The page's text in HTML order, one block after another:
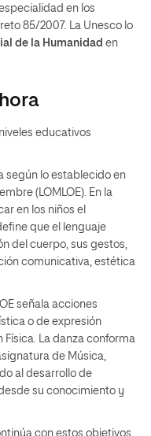
en los
85/2007. La Unesco lo
de la Humanidad en
educativos
según lo establecido en
(LOMLOE). En la
en los niños el
que el lenguaje
del cuerpo, sus gestos,
comunicativa, estética
señala acciones
o de expresión
La danza conforma
de Música,
al desarrollo de
su conocimiento y
con estos objetivos,